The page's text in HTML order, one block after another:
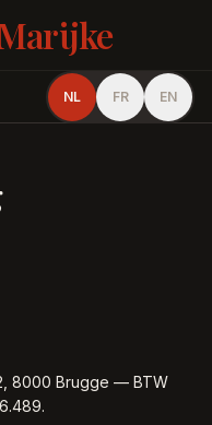
NL FR EN
8000 Brugge — BTW